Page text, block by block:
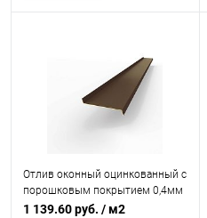
Отлив оконный оцинкованный c
порошковым покрытием 0,4мм
RAL 8014
1 139.60 руб. / м2